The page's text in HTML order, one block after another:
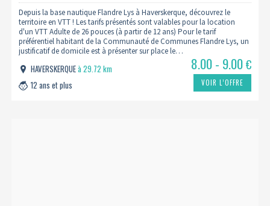
Depuis la base nautique Flandre Lys à Haverskerque, découvrez le
territoire en VTT ! Les tarifs présentés sont valables pour la location
d'un VTT Adulte de 26 pouces (à partir de 12 ans) Pour le tarif
préférentiel habitant de la Communauté de Communes Flandre Lys, un
justificatif de domicile est à présenter sur place le…
HAVERSKERQUEà 29.72 km
12 ans et plus
8.00 - 9.00€
VOIR L’OFFRE